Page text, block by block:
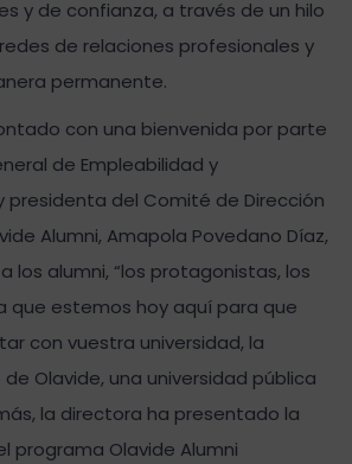
y de confianza, a través de un hilo
de relaciones profesionales y
permanente.
con una bienvenida por parte
de Empleabilidad y
presidenta del Comité de Dirección
Alumni, Amapola Povedano Díaz,
los alumni, “los protagonistas, los
que estemos hoy aquí para que
con vuestra universidad, la
de Olavide, una universidad pública
la directora ha presentado la
programa Olavide Alumni